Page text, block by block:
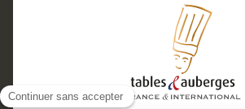
Services